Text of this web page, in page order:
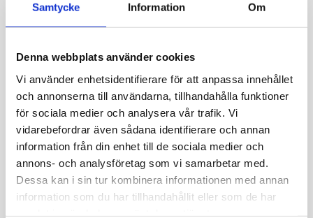
Samtycke Information Om
Denna webbplats använder cookies
Vi använder enhetsidentifierare för att anpassa innehållet
och annonserna till användarna, tillhandahålla funktioner
för sociala medier och analysera vår trafik. Vi
vidarebefordrar även sådana identifierare och annan
information från din enhet till de sociala medier och
annons- och analysföretag som vi samarbetar med.
Dessa kan i sin tur kombinera informationen med annan
information som du har tillhandahållit eller som de har
Ta ett steg närmare er lösning -
Kontakta oss!
Fyll i dina uppgifter så hörs vi inom kort.
Ditt namn